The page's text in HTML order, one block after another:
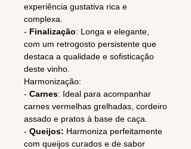
experiência gustativa rica e
complexa.
- Finalização: Longa e elegante,
com um retrogosto persistente que
destaca a qualidade e sofisticação
deste vinho.
Harmonização:
- Carnes: Ideal para acompanhar
carnes vermelhas grelhadas, cordeiro
assado e pratos à base de caça.
- Queijos: Harmoniza perfeitamente
com queijos curados e de sabor